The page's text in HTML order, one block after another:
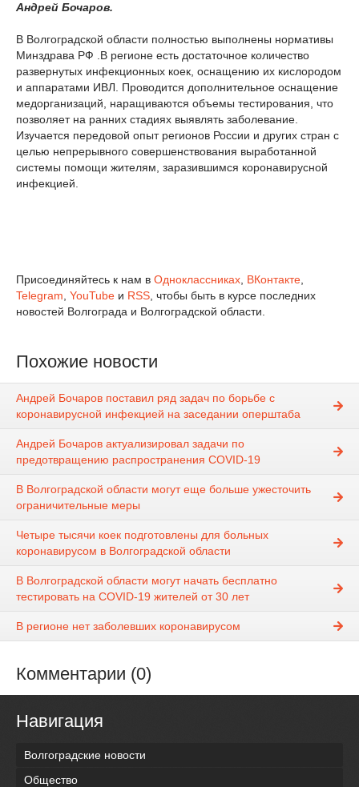
Андрей Бочаров.
В Волгоградской области полностью выполнены нормативы
Минздрава РФ .В регионе есть достаточное количество
развернутых инфекционных коек, оснащению их кислородом
и аппаратами ИВЛ. Проводится дополнительное оснащение
медорганизаций, наращиваются объемы тестирования, что
позволяет на ранних стадиях выявлять заболевание.
Изучается передовой опыт регионов России и других стран с
целью непрерывного совершенствования выработанной
системы помощи жителям, заразившимся коронавирусной
инфекцией.
Присоединяйтесь к нам в Одноклассниках ВКонтакте
Telegram YouTube и RSS , чтобы быть в курсе последних
новостей Волгограда и Волгоградской области.
Похожие новости
Андрей Бочаров поставил ряд задач по борьбе с
коронавирусной инфекцией на заседании оперштаба
Андрей Бочаров актуализировал задачи по
предотвращению распространения COVID-19
В Волгоградской области могут еще больше ужесточить
ограничительные меры
Четыре тысячи коек подготовлены для больных
коронавирусом в Волгоградской области
В Волгоградской области могут начать бесплатно
тестировать на COVID-19 жителей от 30 лет
В регионе нет заболевших коронавирусом
Комментарии (0)
Навигация
Волгоградские новости
Общество